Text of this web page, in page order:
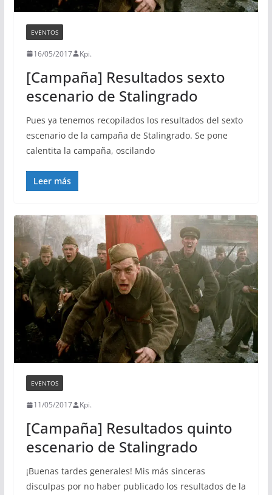
EVENTOS
16/05/2017 Kpi.
[Campaña] Resultados sexto
escenario de Stalingrado
Pues ya tenemos recopilados los resultados del sexto
escenario de la campaña de Stalingrado. Se pone
calentita la campaña, oscilando
Leer más
EVENTOS
11/05/2017 Kpi.
[Campaña] Resultados quinto
escenario de Stalingrado
¡Buenas tardes generales! Mis más sinceras
disculpas por no haber publicado los resultados de la